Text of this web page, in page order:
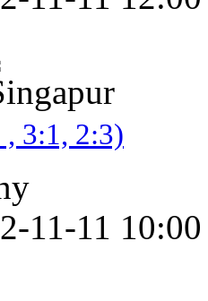
, 3:1, 2:3)
11-11 10:00